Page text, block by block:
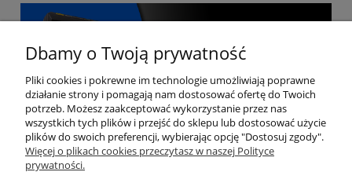
Dbamy o Twoją prywatność
Pliki cookies i pokrewne im technologie umożliwiają poprawne
działanie strony i pomagają nam dostosować ofertę do Twoich
potrzeb. Możesz zaakceptować wykorzystanie przez nas
wszystkich tych plików i przejść do sklepu lub dostosować użycie
plików do swoich preferencji, wybierając opcję "Dostosuj zgody".
Więcej o plikach cookies przeczytasz w naszej Polityce
prywatności.